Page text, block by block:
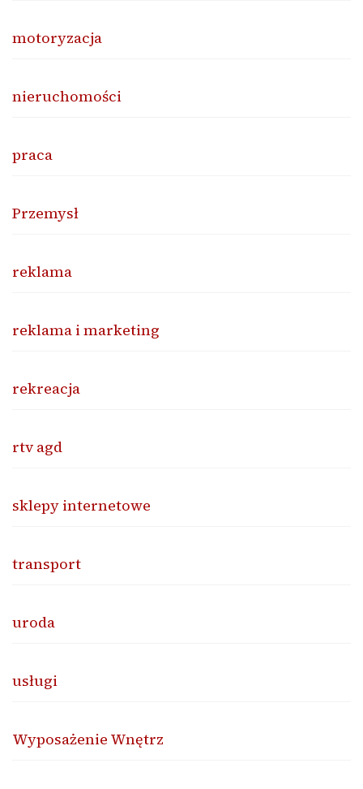
motoryzacja
nieruchomości
praca
Przemysł
reklama
reklama i marketing
rekreacja
rtv agd
sklepy internetowe
transport
uroda
usługi
Wyposażenie Wnętrz